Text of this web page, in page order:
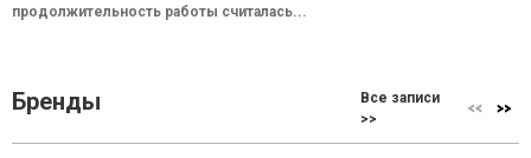
продолжительность работы считалась...
Бренды
Все записи
>>